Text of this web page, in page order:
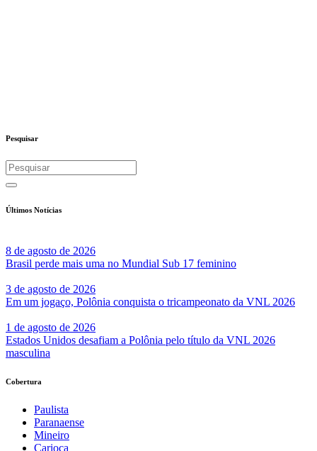
Pesquisar
Últimos Notícias
8 de agosto de 2026
Brasil perde mais uma no Mundial Sub 17 feminino
3 de agosto de 2026
Em um jogaço, Polônia conquista o tricampeonato da VNL 2026
1 de agosto de 2026
Estados Unidos desafiam a Polônia pelo título da VNL 2026
masculina
Cobertura
Paulista
Paranaense
Mineiro
Carioca